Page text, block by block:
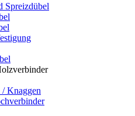
Spreizdübel
/ Knaggen